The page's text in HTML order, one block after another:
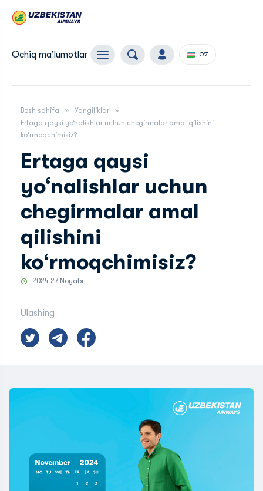
Ochiq ma'lumotlar O'Z
Bosh sahifa
Yangiliklar
Ertaga qaysi yo‘nalishlar uchun chegirmalar amal qilishini
koʻrmoqchimisiz?
Ertaga qaysi
yo‘nalishlar uchun
chegirmalar amal
qilishini
koʻrmoqchimisiz?
2024 27 Noyabr
Ulashing